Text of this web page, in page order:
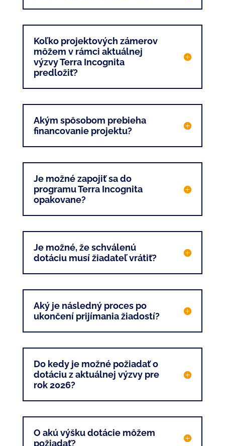
Koľko projektových zámerov
môžem v rámci aktuálnej
výzvy Terra Incognita
predložiť?
Akým spôsobom prebieha
financovanie projektu?
Je možné zapojiť sa do
programu Terra Incognita
opakovane?
Je možné, že schválenú
dotáciu musí žiadateľ vrátiť?
Aký je následný proces po
ukončení prijímania žiadostí?
Do kedy je možné požiadať o
dotáciu z aktuálnej výzvy pre
rok 2026?
O akú výšku dotácie môžem
požiadať?